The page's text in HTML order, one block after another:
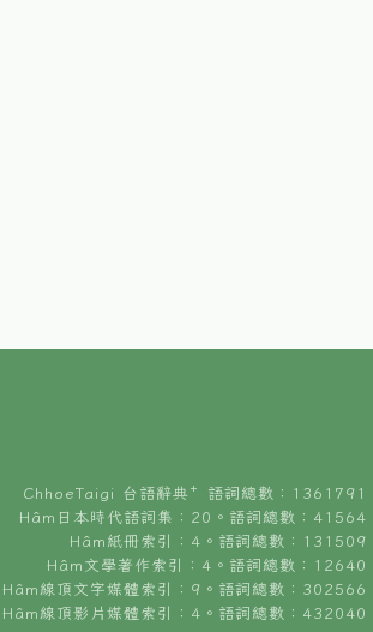
ChhoeTaigi 台語辭典⁺ 語詞總數：1361791
Hâm日本時代語詞集：20。語詞總數：41564
Hâm紙冊索引：4。語詞總數：131509
Hâm文學著作索引：4。語詞總數：12640
Hâm線頂文字媒體索引：9。語詞總數：302566
Hâm線頂影片媒體索引：4。語詞總數：432040